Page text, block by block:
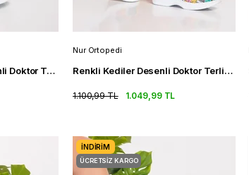
Butterfly Kelebek Desenli Doktor Terlik Klasik Ortopedik Sabo Terlik
Nur Ortopedi
Renkli Kediler Desenli Doktor Terlik Klasik Ortopedik Sabo Terlik
1.049,99 TL
1.100,99 TL
İNDIRIM
ÜCRETSIZ KARGO